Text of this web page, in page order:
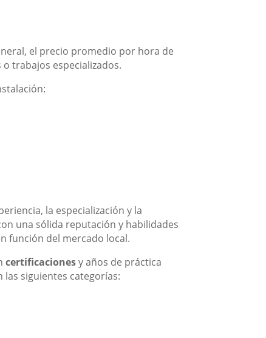
el precio promedio por hora de
trabajos especializados.
la especialización y la
una sólida reputación y habilidades
función del mercado local.
certificacionesy años de práctica
siguientes categorías: